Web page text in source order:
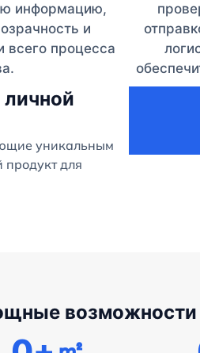
информацию,
и
всего процесса
уникальным
продукт для
возможности